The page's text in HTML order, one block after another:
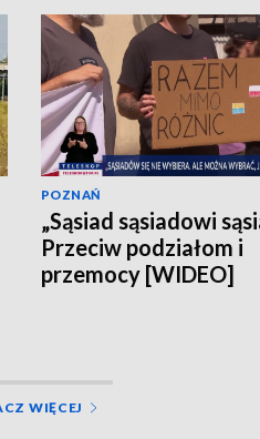
POZNAŃ
„Sąsiad sąsiadowi
Przeciw podziałom i
przemocy [WIDEO]
WIĘCEJ